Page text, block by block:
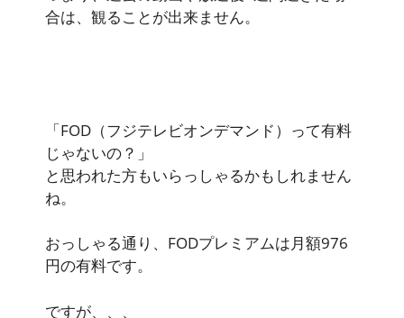
合は、観ることが出来ません。
「FOD（フジテレビオンデマンド）って有料
じゃないの？」
と思われた方もいらっしゃるかもしれません
ね。
おっしゃる通り、FODプレミアムは月額976
円の有料です。
ですが、、、